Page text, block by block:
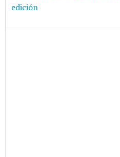
edición